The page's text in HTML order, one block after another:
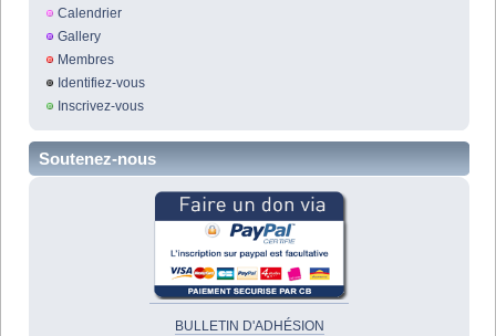
Calendrier
Gallery
Membres
Identifiez-vous
Inscrivez-vous
Soutenez-nous
BULLETIN D'ADHÉSION